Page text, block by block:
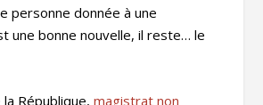
personne donnée à une
une bonne nouvelle, il reste… le
la République,magistrat non